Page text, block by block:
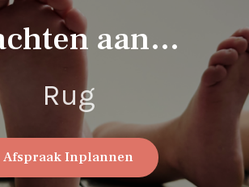
aan…
Afspraak Inplannen